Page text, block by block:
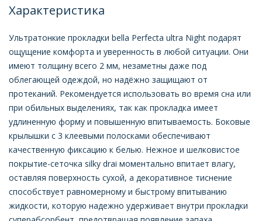
Характеристика
Ультратонкие прокладки bella Perfecta ultra Night подарят
ощущение комфорта и уверенность в любой ситуации. Они
имеют толщину всего 2 мм, незаметны даже под
облегающей одеждой, но надёжно защищают от
протеканий. Рекомендуется использовать во время сна или
при обильных выделениях, так как прокладка имеет
удлиненную форму и повышенную впитываемость. Боковые
крылышки с 3 клеевыми полосками обеспечивают
качественную фиксацию к белью. Нежное и шелковистое
покрытие-сеточка silky drai моментально впитает влагу,
оставляя поверхность сухой, а декоративное тиснение
способствует равномерному и быстрому впитыванию
жидкости, которую надежно удерживает внутри прокладки